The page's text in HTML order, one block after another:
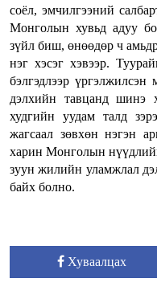
соёл, эмчилгээний
Монголын хувьд адуу
зүйл биш, өнөөдөр ч
нэг хэсэг хэвээр.
бэлгэдлээр
дэлхийн тавцанд шинэ
худгийн уудам талд
жагсаал зөвхөн нэгэн
харин Монголын
зуун жилийн уламжлал
байх болно.
Хуваалцах